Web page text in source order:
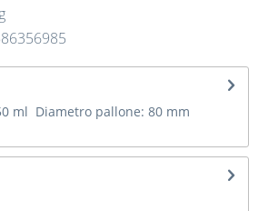
ml Diametro pallone: 80 mm